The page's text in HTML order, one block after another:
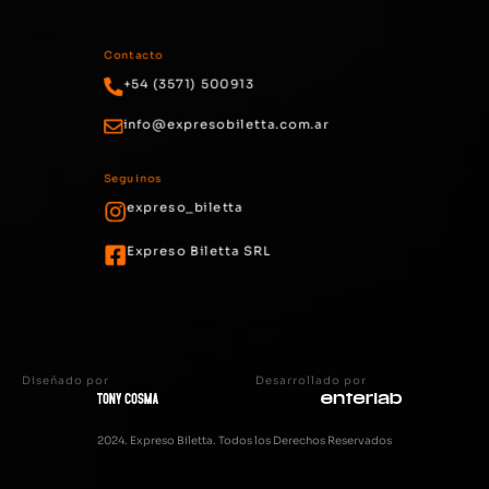
Contacto
+54 (3571) 500913
info@expresobiletta.com.ar
Seguinos
expreso_biletta
Expreso Biletta SRL
Diseñado por Desarrollado por
2024. Expreso Biletta. Todos los Derechos Reservados